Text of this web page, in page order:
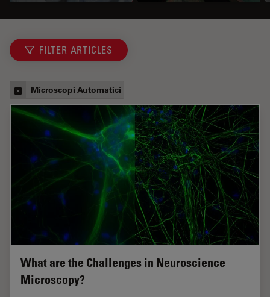
FILTER ARTICLES
Microscopi Automatici
What are the Challenges in Neuroscience
Microscopy?